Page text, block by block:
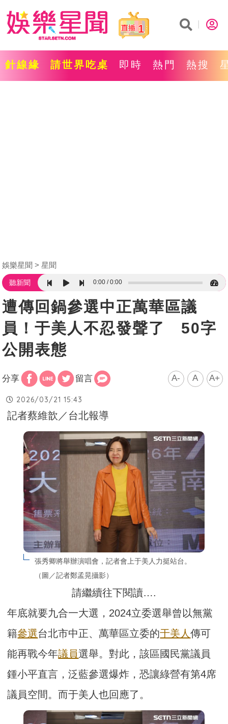
1
針線緣 請世界吃桌 即時 熱門 熱搜
娛樂星聞 星聞
聽新聞 0:00 0:00
遭傳回鍋參選中正萬華區議
員！于美人不忍發聲了 50字
公開表態
分享 留言 A- A A+
2026/03/21 15:43
記者蔡維歆／台北報導
張秀卿將舉辦演唱會，記者會上于美人力挺站台。
（圖／記者鄭孟晃攝影）
請繼續往下閱讀….
年底就要九合一大選，2024立委選舉曾以無黨
籍參選台北市中正、萬華區立委的于美人傳可
能再戰今年議員選舉。對此，該區國民黨議員
鍾小平直言，泛藍參選爆炸，恐讓綠營有第4席
議員空間。而于美人也回應了。